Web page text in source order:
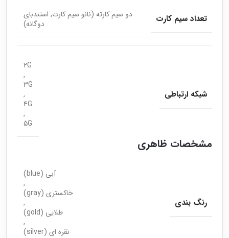
تعداد سیم کارت
دو سیم کارته (نانو سیم کارت, استندبای
دوگانه)
شبکه ارتباطی
2G
,
3G
,
4G
,
5G
مشخصات ظاهری
رنگ بندی
آبی (blue)
,
خاکستری (gray)
,
طلایی (gold)
,
نقره ای (silver)